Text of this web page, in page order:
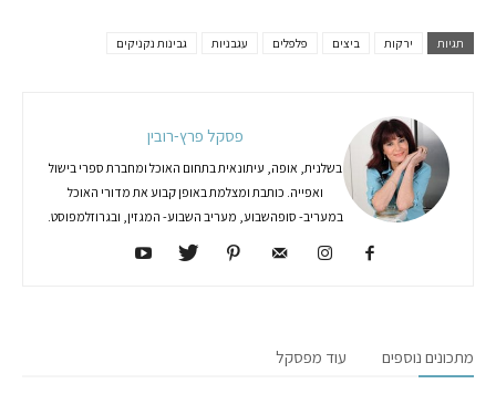
תגיות ירקות ביצים פלפלים עגבניות גבינות נקניקים
פסקל פרץ-רובין
בשלנית, אופה, עיתונאית בתחום האוכל ומחברת ספרי בישול
ואפייה. כותבת ומצלמת באופן קבוע את מדורי האוכל
במעריב- סופהשבוע, מעריב השבוע- המגזין, ובגרוזלמפוסט.
מתכונים נוספים עוד מפסקל